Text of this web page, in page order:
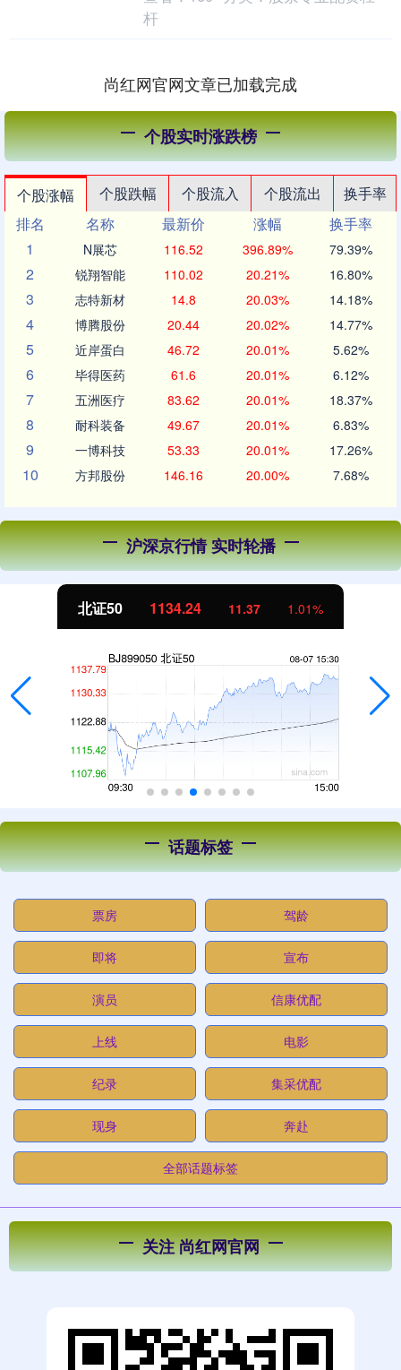
杆
尚红网官网文章已加载完成
个股实时涨跌榜
个股涨幅 个股跌幅 个股流入 个股流出
换手率
排名
名称 最新价 涨幅
换手率
1
N展芯 116.52 396.89% 79.39%
2 锐翔智能 110.02 20.21% 16.80%
3 志特新材 14.8 20.03% 14.18%
4 博腾股份 20.44 20.02% 14.77%
5 近岸蛋白 46.72 20.01% 5.62%
6 毕得医药 61.6 20.01% 6.12%
7 五洲医疗 83.62 20.01% 18.37%
8 耐科装备 49.67 20.01% 6.83%
9 一博科技 53.33 20.01% 17.26%
10 方邦股份 146.16 20.00% 7.68%
沪深京行情 实时轮播
北证50 1134.24 11.37 1.01%
话题标签
票房 驾龄
即将 宣布
演员 信康优配
上线 电影
纪录 集采优配
现身 奔赴
全部话题标签
关注 尚红网官网